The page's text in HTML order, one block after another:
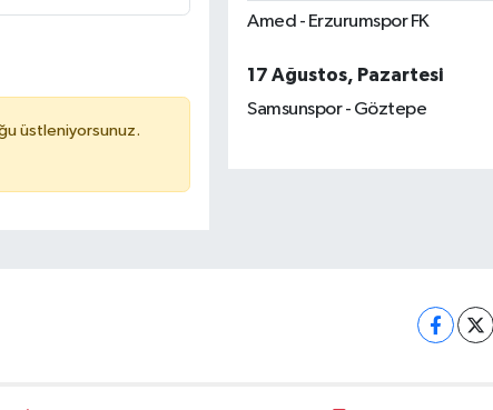
üstleniyorsunuz.
Amed - Erzurumspor FK
17 Ağustos, Pazartesi
Samsunspor - Göztepe